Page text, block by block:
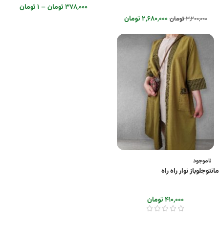
۳,۲۰۰,۰۰۰تومان ۲,۶۸۰,۰۰۰ تومان
۳۷۸,۰۰۰تومان–۱تومان
ناموجود
مانتوجلوباز نوار راه راه
۴۱۰,۰۰۰تومان